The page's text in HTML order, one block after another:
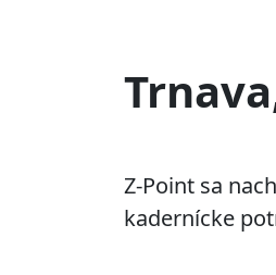
Z-Point sa
kadernícke